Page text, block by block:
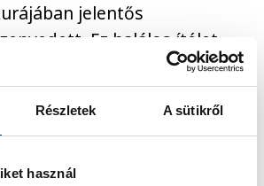
Részletek A sütikről
használ
jelentős
Ez halálos ítélet
vált, hogy egyáltalán
e. A magyar
ban azonban létrehozta
nélküli királyságot,